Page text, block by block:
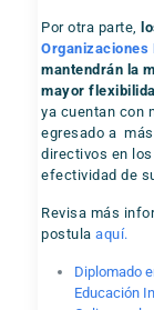
Por otra parte,
Organizaciones
mantendrán la
mayor
ya cuentan con
egresado a
directivos en
efectividad de
Revisa más
postulaaquí.
Diplomado
Educación